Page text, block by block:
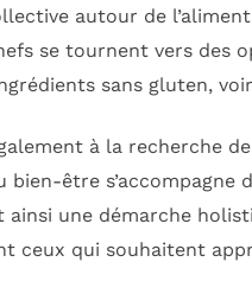
autour de
se tournent vers des
sans gluten,
à la recherche
bien-être
ainsi une démarche
ceux qui souhaitent